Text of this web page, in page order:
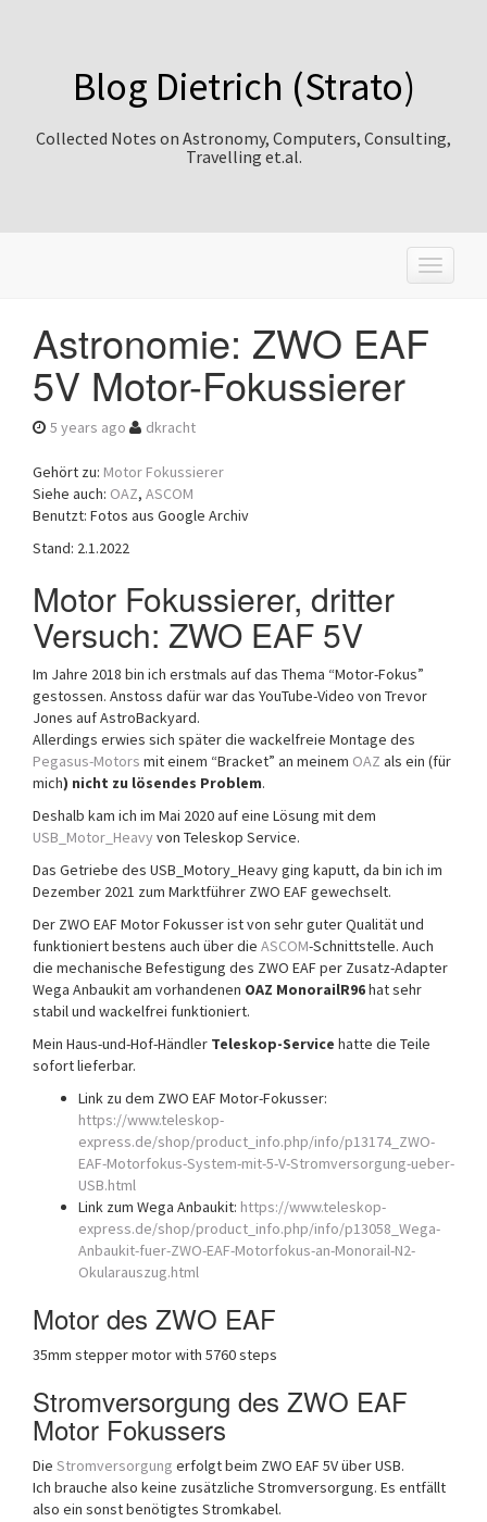
Blog Dietrich (Strato)
Collected Notes on Astronomy, Computers, Consulting,
Travelling et.al.
T
o
Astronomie: ZWO EAF
5V Motor-Fokussierer
5 years ago dkracht
Gehört zu: Motor Fokussierer
Siehe auch: OAZ, ASCOM
Benutzt: Fotos aus Google Archiv
Stand: 2.1.2022
Motor Fokussierer, dritter
Versuch: ZWO EAF 5V
Im Jahre 2018 bin ich erstmals auf das Thema “Motor-Fokus”
gestossen. Anstoss dafür war das YouTube-Video von Trevor
Jones auf AstroBackyard.
Allerdings erwies sich später die wackelfreie Montage des
Pegasus-Motors mit einem “Bracket” an meinem OAZ als ein (für
mich) nicht zu lösendes Problem.
Deshalb kam ich im Mai 2020 auf eine Lösung mit dem
USB_Motor_Heavy von Teleskop Service.
Das Getriebe des USB_Motory_Heavy ging kaputt, da bin ich im
Dezember 2021 zum Marktführer ZWO EAF gewechselt.
Der ZWO EAF Motor Fokusser ist von sehr guter Qualität und
funktioniert bestens auch über die ASCOM-Schnittstelle. Auch
die mechanische Befestigung des ZWO EAF per Zusatz-Adapter
Wega Anbaukit am vorhandenen OAZ MonorailR96hat sehr
stabil und wackelfrei funktioniert.
Mein Haus-und-Hof-Händler Teleskop-Service hatte die Teile
sofort lieferbar.
Link zu dem ZWO EAF Motor-Fokusser:
https://www.teleskop-
express.de/shop/product_info.php/info/p13174_ZWO-
EAF-Motorfokus-System-mit-5-V-Stromversorgung-ueber-
USB.html
Link zum Wega Anbaukit: https://www.teleskop-
express.de/shop/product_info.php/info/p13058_Wega-
Anbaukit-fuer-ZWO-EAF-Motorfokus-an-Monorail-N2-
Okularauszug.html
Motor des ZWO EAF
35mm stepper motor with 5760 steps
Stromversorgung des ZWO EAF
Motor Fokussers
Die Stromversorgung erfolgt beim ZWO EAF 5V über USB.
Ich brauche also keine zusätzliche Stromversorgung. Es entfällt
also ein sonst benötigtes Stromkabel.